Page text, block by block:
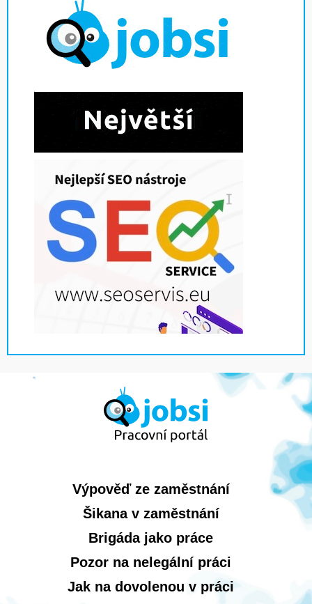
Výpověď ze zaměstnání
Šikana v zaměstnání
Brigáda jako práce
Pozor na nelegální práci
Jak na dovolenou v práci